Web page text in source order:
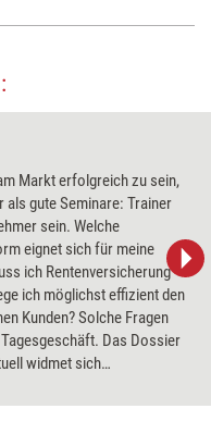
Markt erfolgreich zu sein,
als gute Seminare: Trainer
sein. Welche
eignet sich für meine
ich Rentenversicherung
ich möglichst effizient den
Kunden? Solche Fragen
Das Dossier
widmet sich